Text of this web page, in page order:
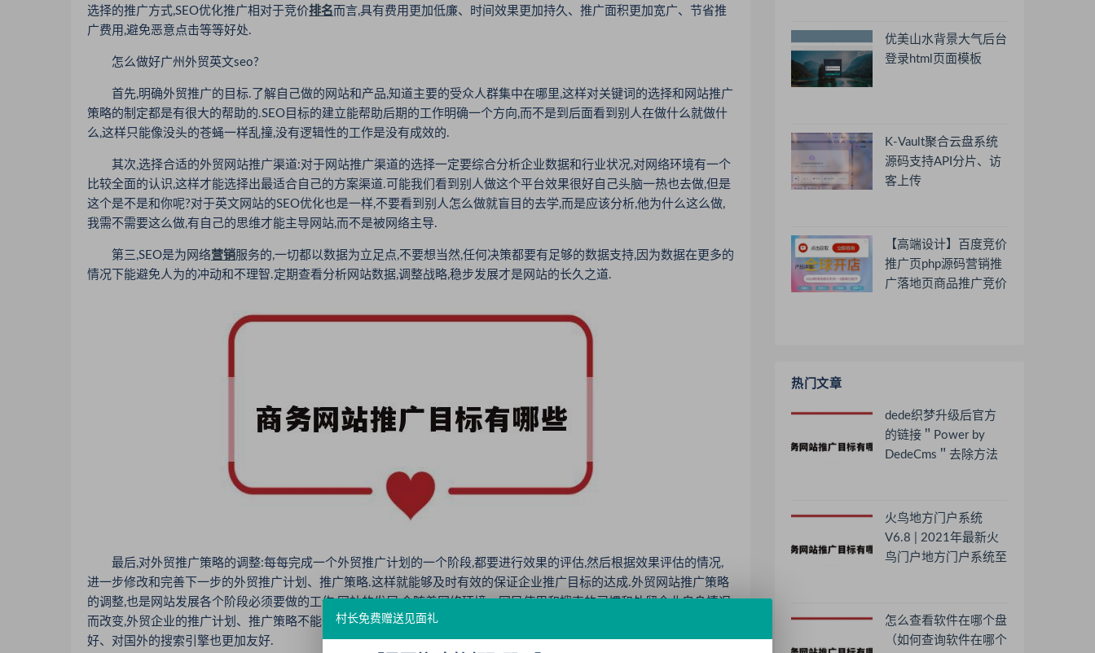
选择的推广方式,SEO优化推广相对于竞价排名而言,具有费用更加低廉、时间效果更加持久、推广面积更加宽广、节省推
广费用,避免恶意点击等等好处.
怎么做好广州外贸英文seo?
首先,明确外贸推广的目标.了解自己做的网站和产品,知道主要的受众人群集中在哪里,这样对关键词的选择和网站推广
策略的制定都是有很大的帮助的.SEO目标的建立能帮助后期的工作明确一个方向,而不是到后面看到别人在做什么就做什
么,这样只能像没头的苍蝇一样乱撞,没有逻辑性的工作是没有成效的.
其次,选择合适的外贸网站推广渠道:对于网站推广渠道的选择一定要综合分析企业数据和行业状况,对网络环境有一个
比较全面的认识,这样才能选择出最适合自己的方案渠道.可能我们看到别人做这个平台效果很好自己头脑一热也去做,但是
这个是不是和你呢?对于英文网站的SEO优化也是一样,不要看到别人怎么做就盲目的去学,而是应该分析,他为什么这么做,
我需不需要这么做,有自己的思维才能主导网站,而不是被网络主导.
第三,SEO是为网络营销服务的,一切都以数据为立足点,不要想当然,任何决策都要有足够的数据支持,因为数据在更多的
情况下能避免人为的冲动和不理智.定期查看分析网站数据,调整战略,稳步发展才是网站的长久之道.
最后,对外贸推广策略的调整:每每完成一个外贸推广计划的一个阶段,都要进行效果的评估,然后根据效果评估的情况,
进一步修改和完善下一步的外贸推广计划、推广策略.这样就能够及时有效的保证企业推广目标的达成.外贸网站推广策略
的调整,也是网站发展各个阶段必须要做的工作.网站的发展,会随着网络环境、网民使用和搜索的习惯和外贸企业自身情况
而改变,外贸企业的推广计划、推广策略不能一成不变,也要顺应这些因素的变化而改变,最终使你的英文网站对用户更加友
好、对国外的搜索引擎也更加友好.
优美山水背景大气后台
登录html页面模板
K-Vault聚合云盘系统
源码支持API分片、访
客上传
【高端设计】百度竞价
推广页php源码营销推
广落地页商品推广竞价
热门文章
dede织梦升级后官方
的链接＂Power by
DedeCms＂去除方法
火鸟地方门户系统
V6.8 | 2021年最新火
鸟门户地方门户系统至
怎么查看软件在哪个盘
（如何查询软件在哪个
村长免费赠送见面礼